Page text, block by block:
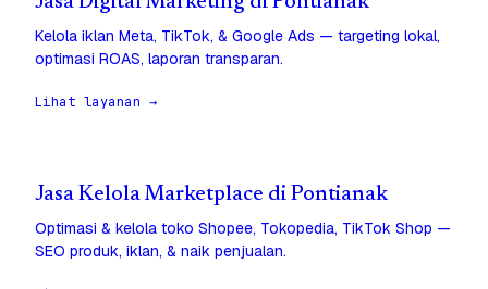
Kelola iklan Meta, TikTok, & Google Ads — targeting lokal,
optimasi ROAS, laporan transparan.
Lihat layanan →
Jasa Kelola Marketplace di Pontianak
Optimasi & kelola toko Shopee, Tokopedia, TikTok Shop —
SEO produk, iklan, & naik penjualan.